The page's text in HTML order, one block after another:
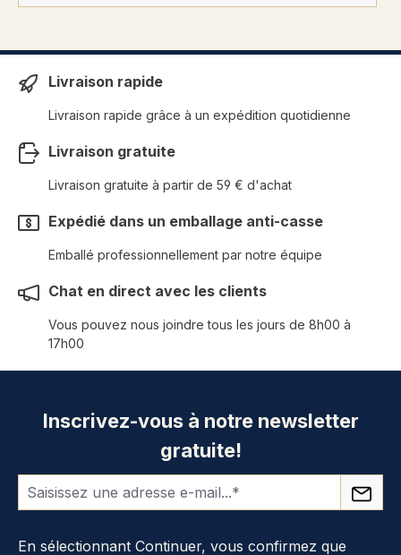
Livraison rapide
Livraison rapide grâce à un expédition quotidienne
Livraison gratuite
Livraison gratuite à partir de 59 € d'achat
Expédié dans un emballage anti-casse
Emballé professionnellement par notre équipe
Chat en direct avec les clients
Vous pouvez nous joindre tous les jours de 8h00 à
17h00
Inscrivez-vous à notre newsletter
gratuite!
En sélectionnant Continuer, vous confirmez que